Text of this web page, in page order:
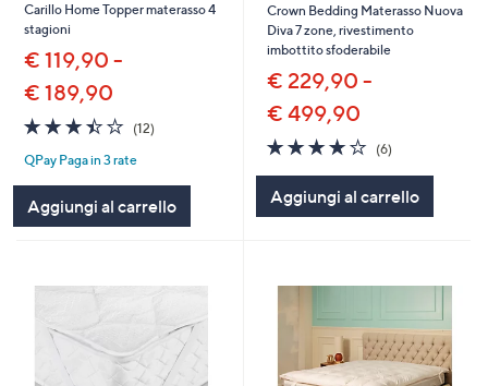
Carillo Home Topper materasso 4
stagioni
€ 119,90 -
€ 189,90
3.4
of
5
(12)12
QPay Paga in 3 rate
Aggiungi al carrello
Crown Bedding Materasso Nuova
Diva 7 zone, rivestimento
imbottito sfoderabile
€ 229,90 -
€ 499,90
3.7
of
Stars
(6)6
Aggiungi al carrello